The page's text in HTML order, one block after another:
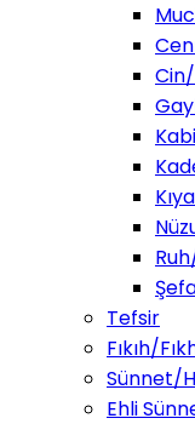
Tefsir
Fıkıh/
Sünnet/
Ehli